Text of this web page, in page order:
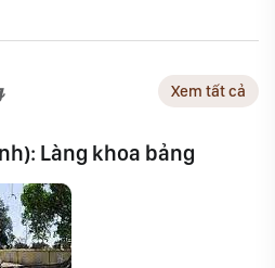
Xem tất cả
Làng khoa bảng